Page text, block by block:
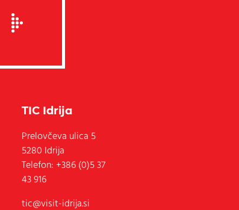
TIC Idrija
Prelovčeva ulica 5
5280 Idrija
Telefon: +386 (0)5 37
43 916
tic@visit-idrija.si